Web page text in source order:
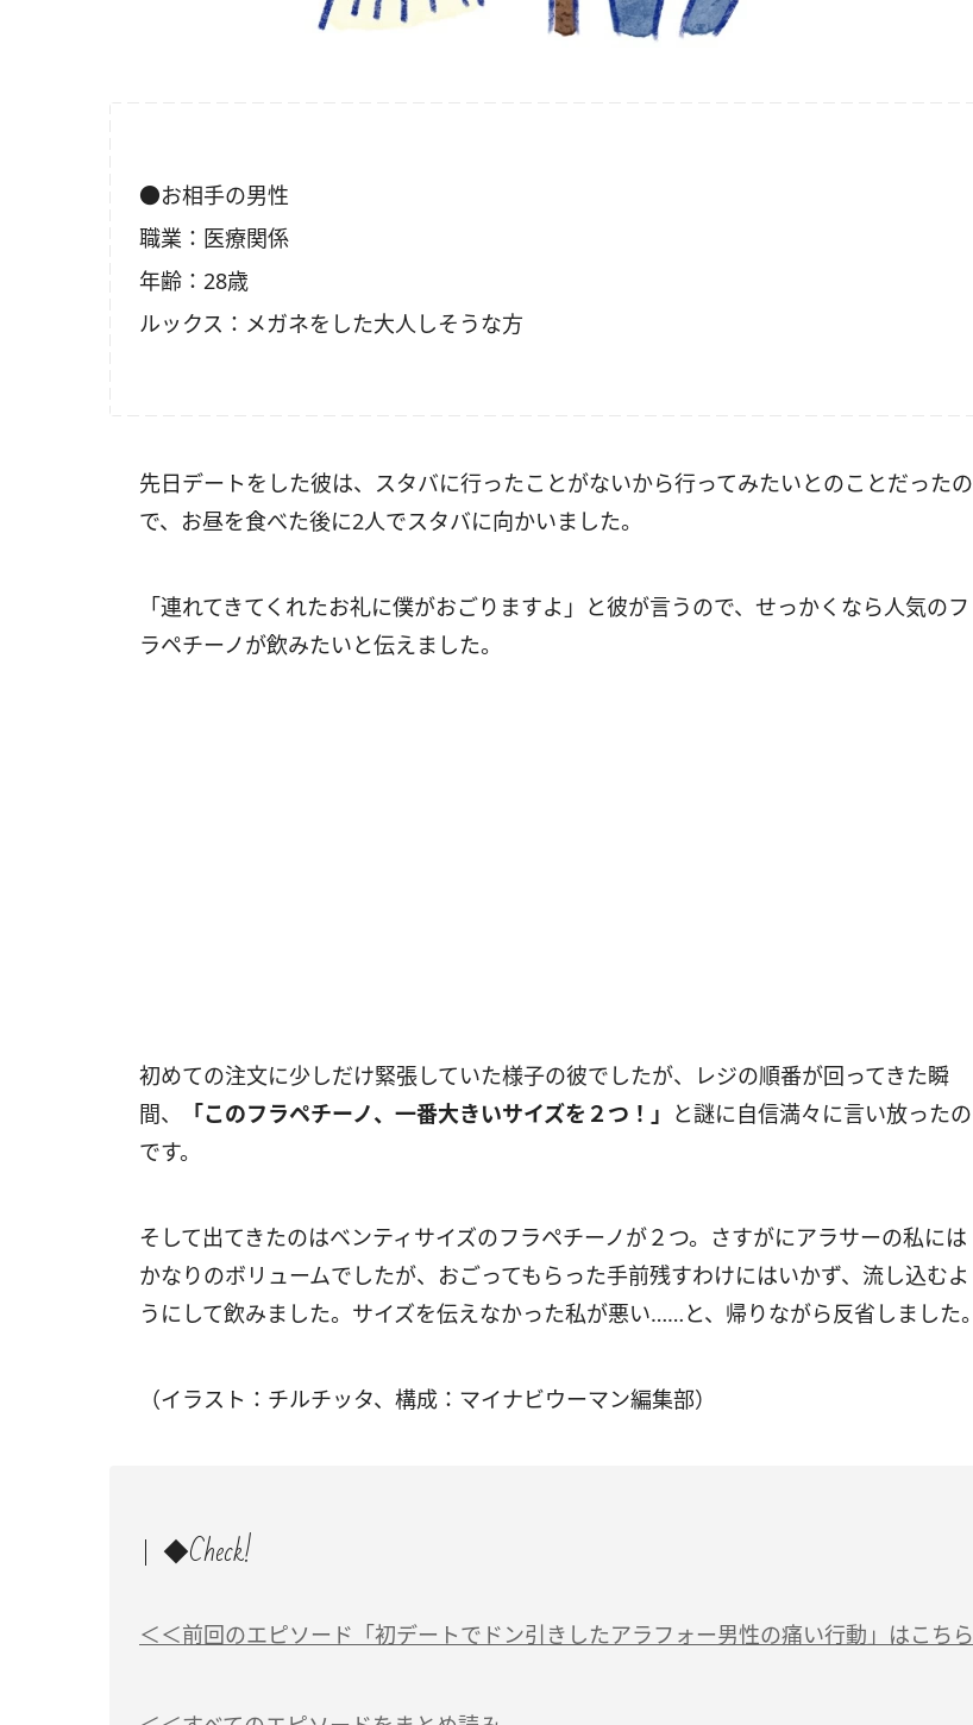
●お相手の男性
職業：医療関係
年齢：28歳
ルックス：メガネをした大人しそうな方
先日デートをした彼は、スタバに行ったことがないから行ってみたいとのことだったの
で、お昼を食べた後に2人でスタバに向かいました。
「連れてきてくれたお礼に僕がおごりますよ」と彼が言うので、せっかくなら人気のフ
ラペチーノが飲みたいと伝えました。
初めての注文に少しだけ緊張していた様子の彼でしたが、レジの順番が回ってきた瞬
間、
「このフラペチーノ、一番大きいサイズを２つ！」 と謎に自信満々に言い放ったの
です。
そして出てきたのはベンティサイズのフラペチーノが２つ。さすがにアラサーの私には
かなりのボリュームでしたが、おごってもらった手前残すわけにはいかず、流し込むよ
うにして飲みました。サイズを伝えなかった私が悪い……と、帰りながら反省しました。
（イラスト：チルチッタ、構成：マイナビウーマン編集部）
◆Check!
＜＜前回のエピソード「初デートでドン引きしたアラフォー男性の痛い行動」はこちら